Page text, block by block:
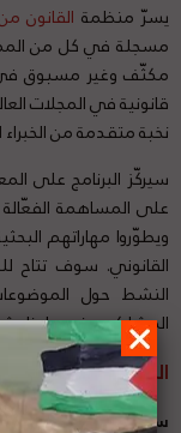
يسرّ منظمة القانون
مسجلة في كل من
مكثّف وغير مسبوق في
قانونية في المجلات
نخبة متقدمة من الخبراء
سيركّز البرنامج على
على المساهمة الفعّالة
ويطوّروا مهاراتهم
القانوني. سوف تتاح
النشط حول
المشاركين بفرص لبناء
الموضوعات الرئيسية:
سوف يغطي البرنامج